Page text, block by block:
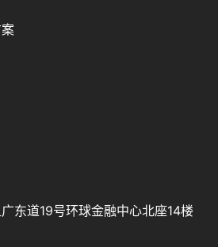
东道19号环球金融中心北座14楼